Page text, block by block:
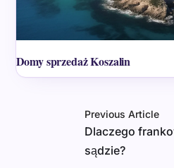
Domy sprzedaż Koszalin
Previous Article
Dlaczego
sądzie?